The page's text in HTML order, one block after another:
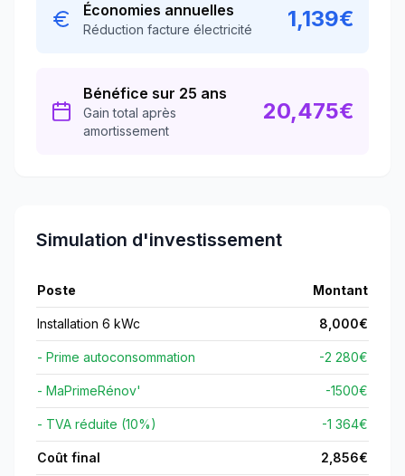
Économies annuelles
Réduction facture électricité 1,139€
Bénéfice sur 25 ans
Gain total après
amortissement
20,475€
Simulation d'investissement
Poste Montant
Installation 6 kWc 8,000€
- Prime autoconsommation -2 280€
- MaPrimeRénov' -1500€
- TVA réduite (10%) -1 364€
Coût final 2,856€